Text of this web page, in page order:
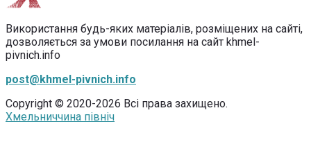
Використання будь-яких матеріалів, розміщених на сайті,
дозволяється за умови посилання на сайт khmel-
pivnich.info
post@khmel-pivnich.info
Copyright © 2020-2026 Всі права захищено.
Хмельниччина північ